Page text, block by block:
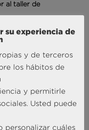
al taller de
su experiencia de
y de terceros
los hábitos de
y permitirle
Usted puede
personalizar cuáles